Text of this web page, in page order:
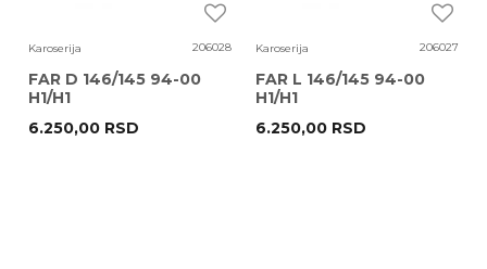
Karoserija 206028
FAR D 146/145 94-00
H1/H1
6.250,00 RSD
Karoserija 206027
FAR L 146/145 94-00
H1/H1
6.250,00 RSD